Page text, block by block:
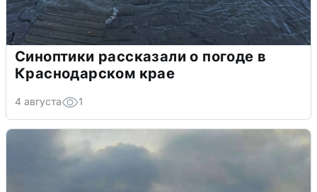
Синоптики рассказали о погоде в
Краснодарском крае
4 августа 1